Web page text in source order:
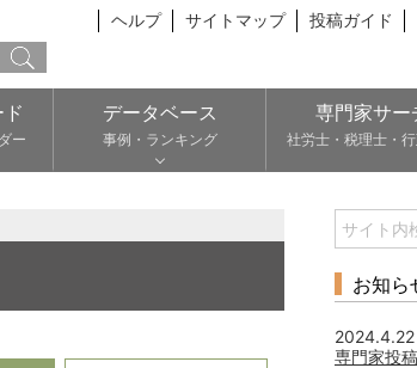
ヘルプ サイトマップ 投稿ガイド
ー
データベース
事例・ランキング
専門家サー
社労士・税理士・
お知ら
2024.4.22
専門家投